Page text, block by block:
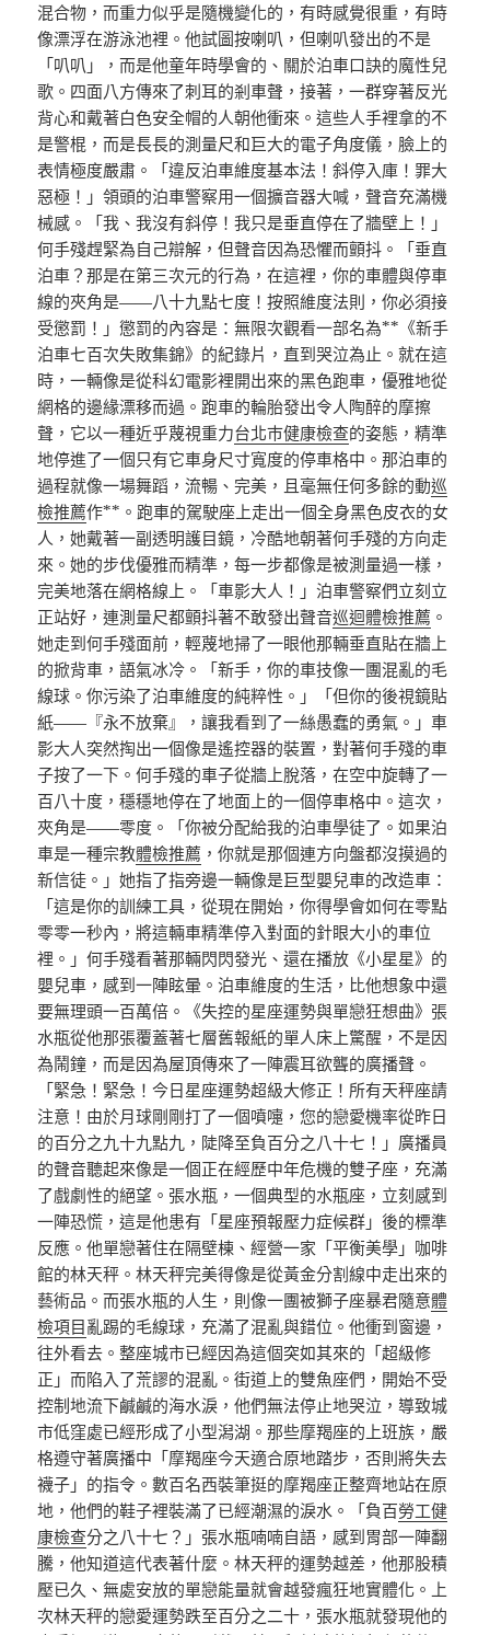
混合物，而重力似乎是隨機變化的，有時感覺很重，有時
像漂浮在游泳池裡。他試圖按喇叭，但喇叭發出的不是
「叭叭」，而是他童年時學會的、關於泊車口訣的魔性兒
歌。四面八方傳來了刺耳的剎車聲，接著，一群穿著反光
背心和戴著白色安全帽的人朝他衝來。這些人手裡拿的不
是警棍，而是長長的測量尺和巨大的電子角度儀，臉上的
表情極度嚴肅。「違反泊車維度基本法！斜停入庫！罪大
惡極！」領頭的泊車警察用一個擴音器大喊，聲音充滿機
械感。「我、我沒有斜停！我只是垂直停在了牆壁上！」
何手殘趕緊為自己辯解，但聲音因為恐懼而顫抖。「垂直
泊車？那是在第三次元的行為，在這裡，你的車體與停車
線的夾角是——八十九點七度！按照維度法則，你必須接
受懲罰！」懲罰的內容是：無限次觀看一部名為**《新手
泊車七百次失敗集錦》的紀錄片，直到哭泣為止。就在這
時，一輛像是從科幻電影裡開出來的黑色跑車，優雅地從
網格的邊緣漂移而過。跑車的輪胎發出令人陶醉的摩擦
聲，它以一種近乎蔑視重力台北巿健康檢查的姿態，精準
地停進了一個只有它車身尺寸寬度的停車格中。那泊車的
過程就像一場舞蹈，流暢、完美，且毫無任何多餘的動巡
檢推薦作**。跑車的駕駛座上走出一個全身黑色皮衣的女
人，她戴著一副透明護目鏡，冷酷地朝著何手殘的方向走
來。她的步伐優雅而精準，每一步都像是被測量過一樣，
完美地落在網格線上。「車影大人！」泊車警察們立刻立
正站好，連測量尺都顫抖著不敢發出聲音巡迴體檢推薦 。
她走到何手殘面前，輕蔑地掃了一眼他那輛垂直貼在牆上
的掀背車，語氣冰冷。「新手，你的車技像一團混亂的毛
線球。你污染了泊車維度的純粹性。」「但你的後視鏡貼
紙——『永不放棄』，讓我看到了一絲愚蠢的勇氣。」車
影大人突然掏出一個像是遙控器的裝置，對著何手殘的車
子按了一下。何手殘的車子從牆上脫落，在空中旋轉了一
百八十度，穩穩地停在了地面上的一個停車格中。這次，
夾角是——零度。「你被分配給我的泊車學徒了。如果泊
車是一種宗教體檢推薦 ，你就是那個連方向盤都沒摸過的
新信徒。」她指了指旁邊一輛像是巨型嬰兒車的改造車：
「這是你的訓練工具，從現在開始，你得學會如何在零點
零零一秒內，將這輛車精準停入對面的針眼大小的車位
裡。」何手殘看著那輛閃閃發光、還在播放《小星星》的
嬰兒車，感到一陣眩暈。泊車維度的生活，比他想象中還
要無理頭一百萬倍。《失控的星座運勢與單戀狂想曲》張
水瓶從他那張覆蓋著七層舊報紙的單人床上驚醒，不是因
為鬧鐘，而是因為屋頂傳來了一陣震耳欲聾的廣播聲。
「緊急！緊急！今日星座運勢超級大修正！所有天秤座請
注意！由於月球剛剛打了一個噴嚏，您的戀愛機率從昨日
的百分之九十九點九，陡降至負百分之八十七！」廣播員
的聲音聽起來像是一個正在經歷中年危機的雙子座，充滿
了戲劇性的絕望。張水瓶，一個典型的水瓶座，立刻感到
一陣恐慌，這是他患有「星座預報壓力症候群」後的標準
反應。他單戀著住在隔壁棟、經營一家「平衡美學」咖啡
館的林天秤。林天秤完美得像是從黃金分割線中走出來的
藝術品。而張水瓶的人生，則像一團被獅子座暴君隨意體
檢項目亂踢的毛線球，充滿了混亂與錯位。他衝到窗邊，
往外看去。整座城市已經因為這個突如其來的「超級修
正」而陷入了荒謬的混亂。街道上的雙魚座們，開始不受
控制地流下鹹鹹的海水淚，他們無法停止地哭泣，導致城
市低窪處已經形成了小型潟湖。那些摩羯座的上班族，嚴
格遵守著廣播中「摩羯座今天適合原地踏步，否則將失去
襪子」的指令。數百名西裝筆挺的摩羯座正整齊地站在原
地，他們的鞋子裡裝滿了已經潮濕的淚水。「負百勞工健
康檢查分之八十七？」張水瓶喃喃自語，感到胃部一陣翻
騰，他知道這代表著什麼。林天秤的運勢越差，他那股積
壓已久、無處安放的單戀能量就會越發瘋狂地實體化。上
次林天秤的戀愛運勢跌至百分之二十，張水瓶就發現他的